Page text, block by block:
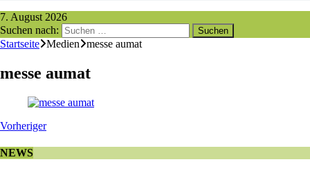
7. August 2026
Suchen nach:
Startseite Medien messe aumat
messe aumat
Vorheriger
NEWS